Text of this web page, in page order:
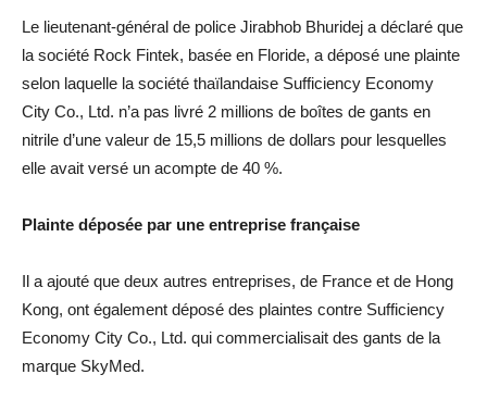
Le lieutenant-général de police Jirabhob Bhuridej a déclaré que
la société Rock Fintek, basée en Floride, a déposé une plainte
selon laquelle la société thaïlandaise Sufficiency Economy
City Co., Ltd. n’a pas livré 2 millions de boîtes de gants en
nitrile d’une valeur de 15,5 millions de dollars pour lesquelles
elle avait versé un acompte de 40 %.
Plainte déposée par une entreprise française
Il a ajouté que deux autres entreprises, de France et de Hong
Kong, ont également déposé des plaintes contre Sufficiency
Economy City Co., Ltd. qui commercialisait des gants de la
marque SkyMed.